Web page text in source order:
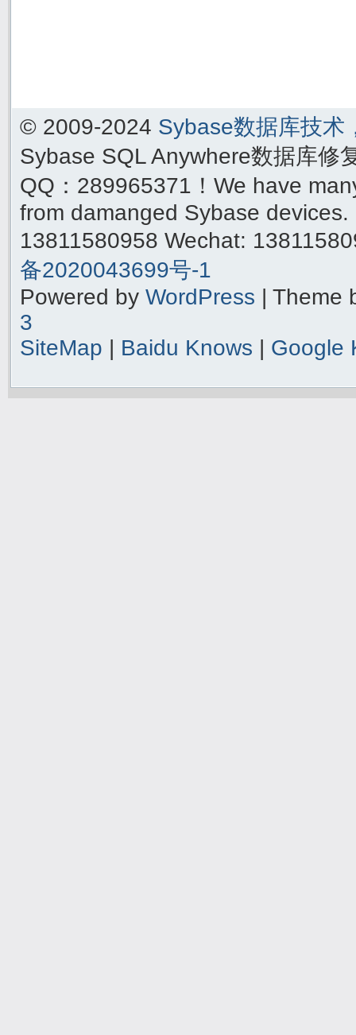
© 2009-2024 Sybase数据库技术
Sybase SQL Anywhere数据库修
QQ：289965371！We have
from damanged Sybase
13811580958 Wechat:
备2020043699号-1
Powered by WordPress | Theme
3
SiteMap | Baidu Knows | Google